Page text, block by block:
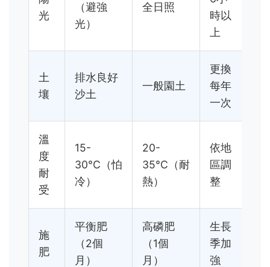
光
（避強
光）
全日照
時以
上
土
壤
排水良好
沙土
一般園土
更換
每年
一次
溫
度
耐
受
15-
30°C（怕
冷）
20-
35°C（耐
熱）
依地
區調
整
施
肥
平衡肥
（2個
月）
高磷肥
（1個
月）
生長
季加
強